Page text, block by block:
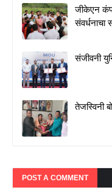
जीकेएन
संवर्धनाचा
संजीवनी
तेजस्विनी
POST A COMMENT